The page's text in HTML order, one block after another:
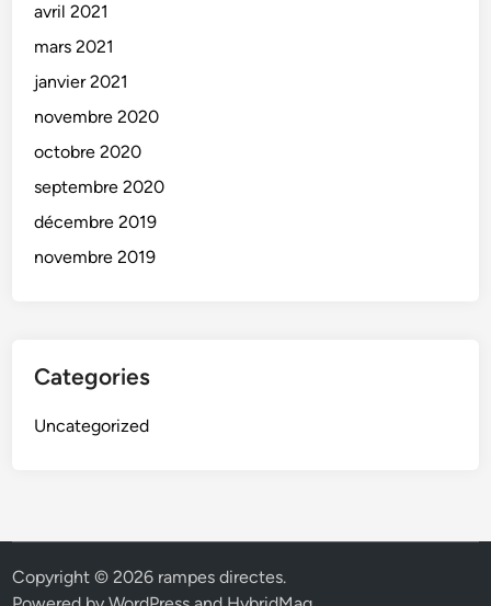
avril 2021
mars 2021
janvier 2021
novembre 2020
octobre 2020
septembre 2020
décembre 2019
novembre 2019
Categories
Uncategorized
Copyright © 2026 rampes directes.